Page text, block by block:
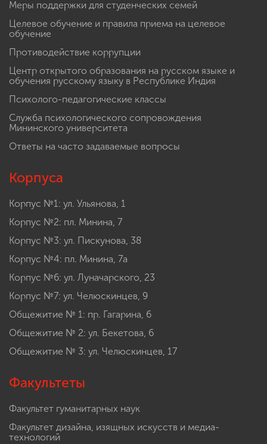
Меры поддержки для студенческих семей
Целевое обучение и правила приема на целевое
обучение
Противодействие коррупции
Центр открытого образования на русском языке и
обучения русскому языку в Республике Индия
Психолого-педагогические классы
Служба психологического сопровождения
Мининского университета
Ответы на часто задаваемые вопросы
Корпуса
Корпус №1: ул. Ульянова, 1
Корпус №2: пл. Минина, 7
Корпус №3: ул. Пискунова, 38
Корпус №4: пл. Минина, 7а
Корпус №6: ул. Луначарского, 23
Корпус №7: ул. Челюскинцев, 9
Общежитие № 1: пр. Гагарина, 6
Общежитие № 2: ул. Бекетова, 6
Общежитие № 3: ул. Челюскинцев, 17
Факультеты
Факультет гуманитарных наук
Факультет дизайна, изящных искусств и медиа-
технологий